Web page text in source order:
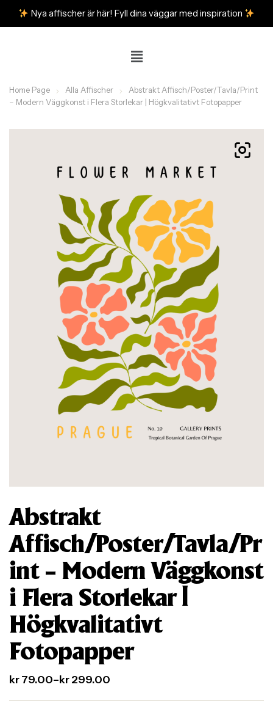
Nya affischer är här! Fyll dina väggar med inspiration
Home Page Alla Affischer
Abstrakt Affisch/Poster/Tavla/Print
– Modern Väggkonst i Flera Storlekar | Högkvalitativt Fotopapper
Abstrakt
Affisch/Poster/Tavla/Pr
int – Modern Väggkonst
i Flera Storlekar |
Högkvalitativt
Fotopapper
kr79.00–kr299.00